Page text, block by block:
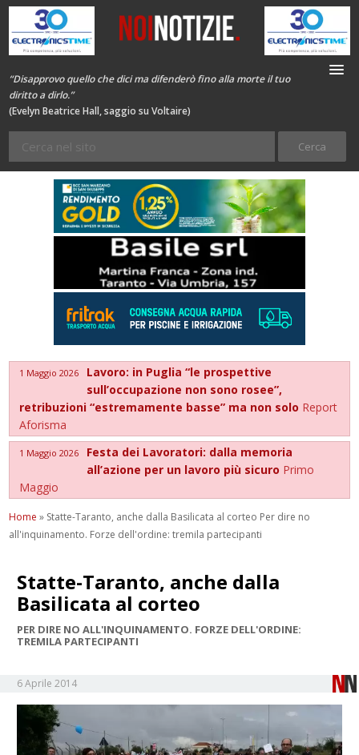
“Disapprovo quello che dici ma difenderò fino alla morte il tuo
diritto a dirlo.”
(Evelyn Beatrice Hall, saggio su Voltaire)
1 Maggio 2026
Lavoro: in Puglia “le prospettive
sull’occupazione non sono rosee”,
retribuzioni “estremamente basse” ma non solo Report
Aforisma
1 Maggio 2026
Festa dei Lavoratori: dalla memoria
all’azione per un lavoro più sicuro Primo
Maggio
Home » Statte-Taranto, anche dalla Basilicata al corteo Per dire no
all'inquinamento. Forze dell'ordine: tremila partecipanti
Statte-Taranto, anche dalla
Basilicata al corteo
PER DIRE NO ALL'INQUINAMENTO. FORZE DELL'ORDINE:
TREMILA PARTECIPANTI
6 Aprile 2014